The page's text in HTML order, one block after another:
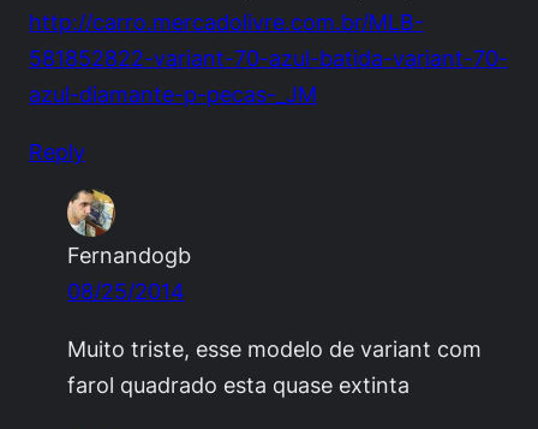
http://carro.mercadolivre.com.br/MLB-
581852822-variant-70-azul-batida-variant-70-
azul-diamante-p-pecas-_JM
Reply
Fernandogb
08/25/2014
Muito triste, esse modelo de variant com
farol quadrado esta quase extinta